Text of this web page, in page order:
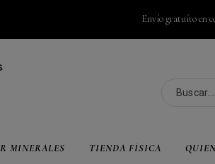
Envío gratuíto en
MINERALES TIENDA FÍSICA